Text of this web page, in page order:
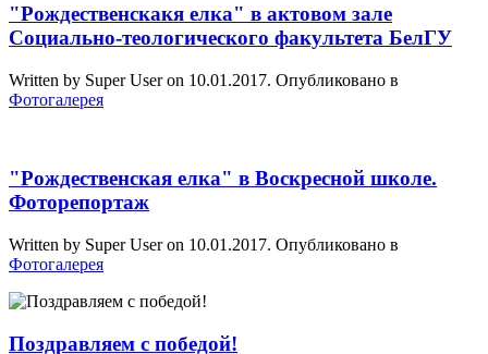
"Рождественскакя елка" в актовом зале
Социально-теологического факультета БелГУ
Written by Super User on 10.01.2017. Опубликовано в
Фотогалерея
"Рождественская елка" в Воскресной школе.
Фоторепортаж
Written by Super User on 10.01.2017. Опубликовано в
Фотогалерея
Поздравляем с победой!